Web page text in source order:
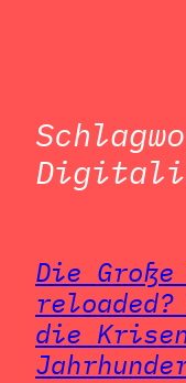
Die
die